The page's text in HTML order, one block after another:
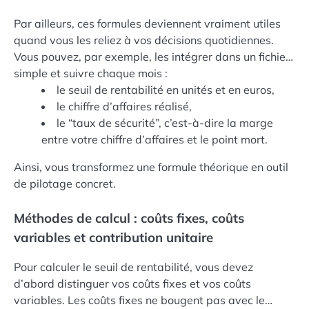
Par ailleurs, ces formules deviennent vraiment utiles
quand vous les reliez à vos décisions quotidiennes.
Vous pouvez, par exemple, les intégrer dans un fichier
simple et suivre chaque mois :
le seuil de rentabilité en unités et en euros,
le chiffre d’affaires réalisé,
le “taux de sécurité”, c’est-à-dire la marge
entre votre chiffre d’affaires et le point mort.
Ainsi, vous transformez une formule théorique en outil
de pilotage concret.
Méthodes de calcul : coûts fixes, coûts
variables et contribution unitaire
Pour calculer le seuil de rentabilité, vous devez
d’abord distinguer vos coûts fixes et vos coûts
variables. Les coûts fixes ne bougent pas avec le